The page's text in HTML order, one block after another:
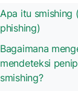
Apa itu smishing
phishing)
Bagaimana
mendeteksi
smishing?